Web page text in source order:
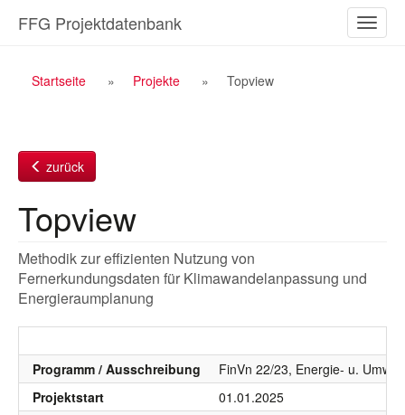
Inhalt
ein-/
FFG Projektdatenbank
Breadcrumb
Startseite Projekte Topview
zurück
Topview
Methodik zur effizienten Nutzung von
Fernerkundungsdaten für Klimawandelanpassung und
Energieraumplanung
Programm / Ausschreibung
FinVn 22/23, Energie- u.
Projektstart
01.01.2025